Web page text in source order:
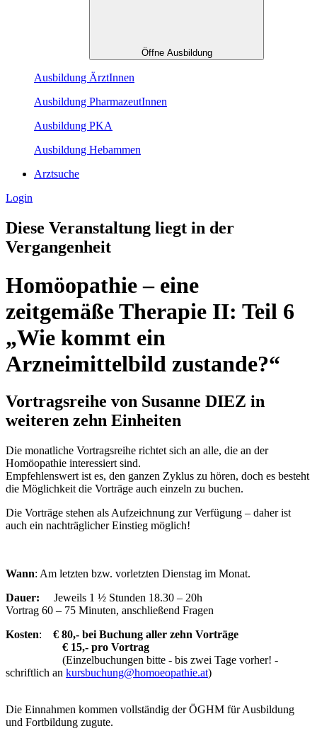
Öffne Ausbildung
Ausbildung ÄrztInnen
Ausbildung PharmazeutInnen
Ausbildung PKA
Ausbildung Hebammen
Arztsuche
Login
Diese Veranstaltung liegt in der
Vergangenheit
Homöopathie – eine
zeitgemäße Therapie II: Teil 6
„Wie kommt ein
Arzneimittelbild zustande?“
Vortragsreihe von Susanne DIEZ in
weiteren zehn Einheiten
Die monatliche Vortragsreihe richtet sich an alle, die an der
Homöopathie interessiert sind.
Empfehlenswert ist es, den ganzen Zyklus zu hören, doch es besteht
die Möglichkeit die Vorträge auch einzeln zu buchen.
Die Vorträge stehen als Aufzeichnung zur Verfügung – daher ist
auch ein nachträglicher Einstieg möglich!
Wann: Am letzten bzw. vorletzten Dienstag im Monat.
Dauer: Jeweils 1 ½ Stunden 18.30 – 20h
Vortrag 60 – 75 Minuten, anschließend Fragen
Kosten:
€ 80,- bei Buchung aller zehn Vorträge
€ 15,- pro Vortrag
(Einzelbuchungen bitte - bis zwei Tage vorher! -
schriftlich an kursbuchung@homoeopathie.at)
Die Einnahmen kommen vollständig der ÖGHM für Ausbildung
und Fortbildung zugute.